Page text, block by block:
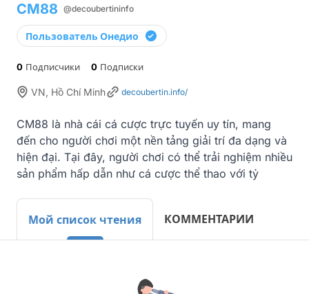
CM88 @decoubertininfo
Пользователь Онедио
0 Подписчики 0 Подписки
VN, Hồ Chí Minh decoubertin.info/
CM88 là nhà cái cá cược trực tuyến uy tín, mang
đến cho người chơi một nền tảng giải trí đa dạng và
hiện đại. Tại đây, người chơi có thể trải nghiệm nhiều
sản phẩm hấp dẫn như cá cược thể thao với tỷ
Мой список чтения КОММЕНТАРИИ